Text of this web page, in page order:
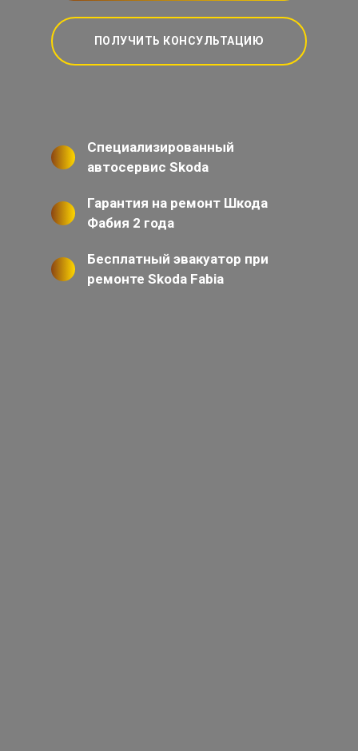
ПОЛУЧИТЬ КОНСУЛЬТАЦИЮ
Специализированный
автосервис Skoda
Гарантия на ремонт Шкода
Фабия 2 года
Бесплатный эвакуатор при
ремонте Skoda Fabia